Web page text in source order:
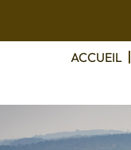
ACCUEIL